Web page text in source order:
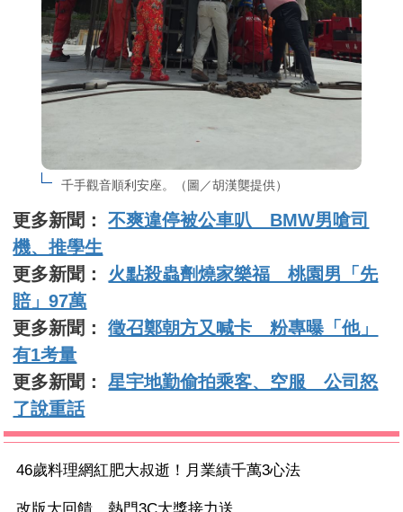
千手觀音順利安座。（圖／胡漢龑提供）
更多新聞：不爽違停被公車叭 BMW男嗆司
機、推學生
更多新聞： 火點殺蟲劑燒家樂福 桃園男「先
賠」97萬
更多新聞：徵召鄭朝方又喊卡 粉專曝「他」
有1考量
更多新聞：星宇地勤偷拍乘客、空服 公司怒
了說重話
46歲料理網紅肥大叔逝！月業績千萬3心法